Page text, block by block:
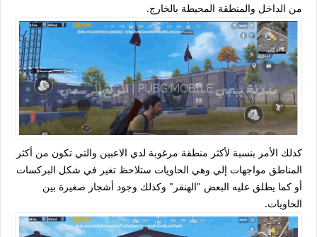
من الداخل والمنطقة المحيطة بالخارج.
كذلك الأمر بنسبة لأكثر منطقة مرغوبة لدي الاعبين والتي تكون من أكثر
المناطق مواجهات إلي وهي الحاويات ستلاحظ تغير في شكل البركسات
أو كما يطلق عليه البعض "الهنقر" وكذلك وجود أشجار صغيرة بين
الحاويات.